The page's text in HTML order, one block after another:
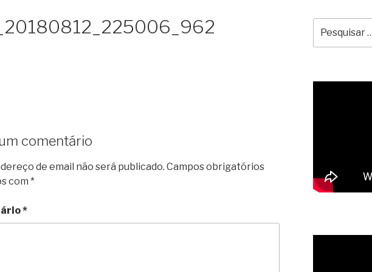
comentário
de email não será publicado. Campos obrigatórios
com *
*
por: